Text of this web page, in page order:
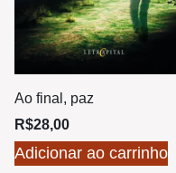
Ao final, paz
R$28,00
Adicionar ao carrinho